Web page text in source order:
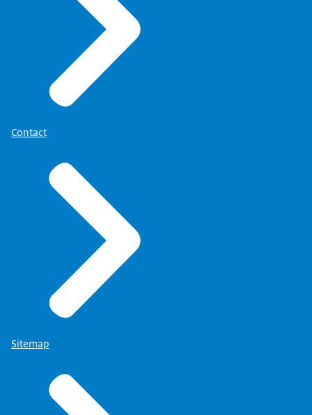
Contact
Sitemap